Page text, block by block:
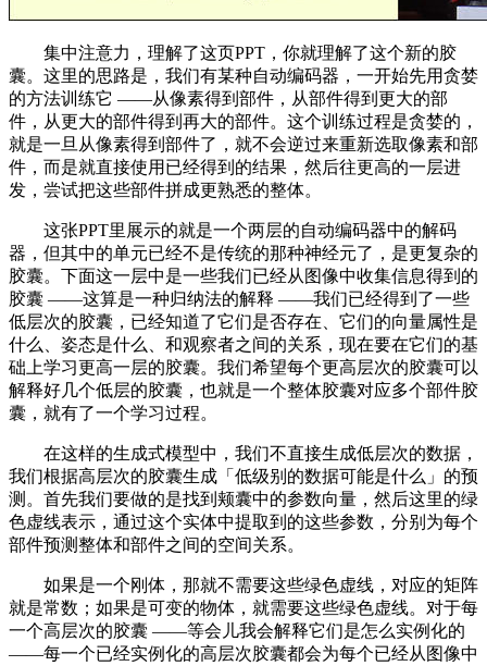
集中注意力，理解了这页PPT，你就理解了这个新的胶
囊。这里的思路是，我们有某种自动编码器，一开始先用贪婪
的方法训练它 ——从像素得到部件，从部件得到更大的部
件，从更大的部件得到再大的部件。这个训练过程是贪婪的，
就是一旦从像素得到部件了，就不会逆过来重新选取像素和部
件，而是就直接使用已经得到的结果，然后往更高的一层进
发，尝试把这些部件拼成更熟悉的整体。
这张PPT里展示的就是一个两层的自动编码器中的解码
器，但其中的单元已经不是传统的那种神经元了，是更复杂的
胶囊。下面这一层中是一些我们已经从图像中收集信息得到的
胶囊 ——这算是一种归纳法的解释 ——我们已经得到了一些
低层次的胶囊，已经知道了它们是否存在、它们的向量属性是
什么、姿态是什么、和观察者之间的关系，现在要在它们的基
础上学习更高一层的胶囊。我们希望每个更高层次的胶囊可以
解释好几个低层的胶囊，也就是一个整体胶囊对应多个部件胶
囊，就有了一个学习过程。
在这样的生成式模型中，我们不直接生成低层次的数据，
我们根据高层次的胶囊生成「低级别的数据可能是什么」的预
测。首先我们要做的是找到颊囊中的参数向量，然后这里的绿
色虚线表示，通过这个实体中提取到的这些参数，分别为每个
部件预测整体和部件之间的空间关系。
如果是一个刚体，那就不需要这些绿色虚线，对应的矩阵
就是常数；如果是可变的物体，就需要这些绿色虚线。对于每
一个高层次的胶囊 ——等会儿我会解释它们是怎么实例化的
——每一个已经实例化的高层次胶囊都会为每个已经从图像中